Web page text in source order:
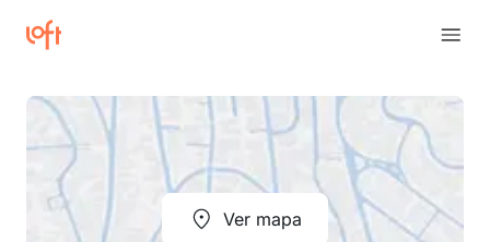
Ver mapa